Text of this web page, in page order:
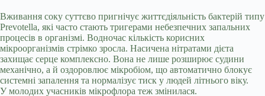
Вживання соку суттєво пригнічує життєдіяльність бактерій типу
Prevotella, які часто стають тригерами небезпечних запальних
процесів в організмі. Водночас кількість корисних
мікроорганізмів стрімко зросла. Насичена нітратами дієта
захищає серце комплексно. Вона не лише розширює судини
механічно, а й оздоровлює мікробіом, що автоматично блокує
системні запалення та нормалізує тиск у людей літнього віку.
У молодих учасників мікрофлора теж змінилася.